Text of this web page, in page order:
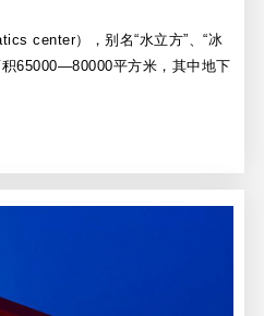
center），别名“水立方”、“冰
65000—80000平方米，其中地下